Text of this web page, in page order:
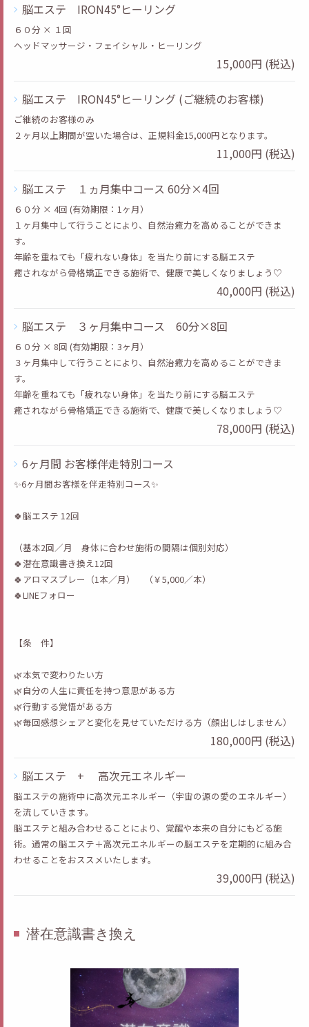
脳エステ IRON45°ヒーリング
６０分 × １回
ヘッドマッサージ・フェイシャル・ヒーリング
15,000円 (税込)
脳エステ IRON45°ヒーリング (ご継続のお客様)
ご継続のお客様のみ
２ヶ月以上期間が空いた場合は、正規料金15,000円となります。
11,000円 (税込)
脳エステ １ヵ月集中コース 60分×4回
６０分 × 4回 (有効期限：1ヶ月）
１ヶ月集中して行うことにより、自然治癒力を高めることができま
す。
年齢を重ねても「疲れない身体」を当たり前にする脳エステ
癒されながら骨格矯正できる施術で、健康で美しくなりましょう♡
40,000円 (税込)
脳エステ ３ヶ月集中コース 60分×8回
６０分 × 8回 (有効期限：3ヶ月）
３ヶ月集中して行うことにより、自然治癒力を高めることができま
す。
年齢を重ねても「疲れない身体」を当たり前にする脳エステ
癒されながら骨格矯正できる施術で、健康で美しくなりましょう♡
78,000円 (税込)
6ヶ月間 お客様伴走特別コース
✨6ヶ月間お客様を伴走特別コース✨
🍀脳エステ 12回
（基本2回／月 身体に合わせ施術の間隔は個別対応）
🍀潜在意識書き換え12回
🍀アロマスプレー（1本／月） （￥5,000／本）
🍀LINEフォロー
【条 件】
🌿本気で変わりたい方
🌿自分の人生に責任を持つ意思がある方
🌿行動する覚悟がある方
🌿毎回感想シェアと変化を見せていただける方（顔出しはしません）
180,000円 (税込)
脳エステ + 高次元エネルギー
脳エステの施術中に高次元エネルギー（宇宙の源の愛のエネルギー）
を流していきます。
脳エステと組み合わせることにより、覚醒や本来の自分にもどる施
術。通常の脳エステ＋高次元エネルギーの脳エステを定期的に組み合
わせることをおススメいたします。
39,000円 (税込)
潜在意識書き換え